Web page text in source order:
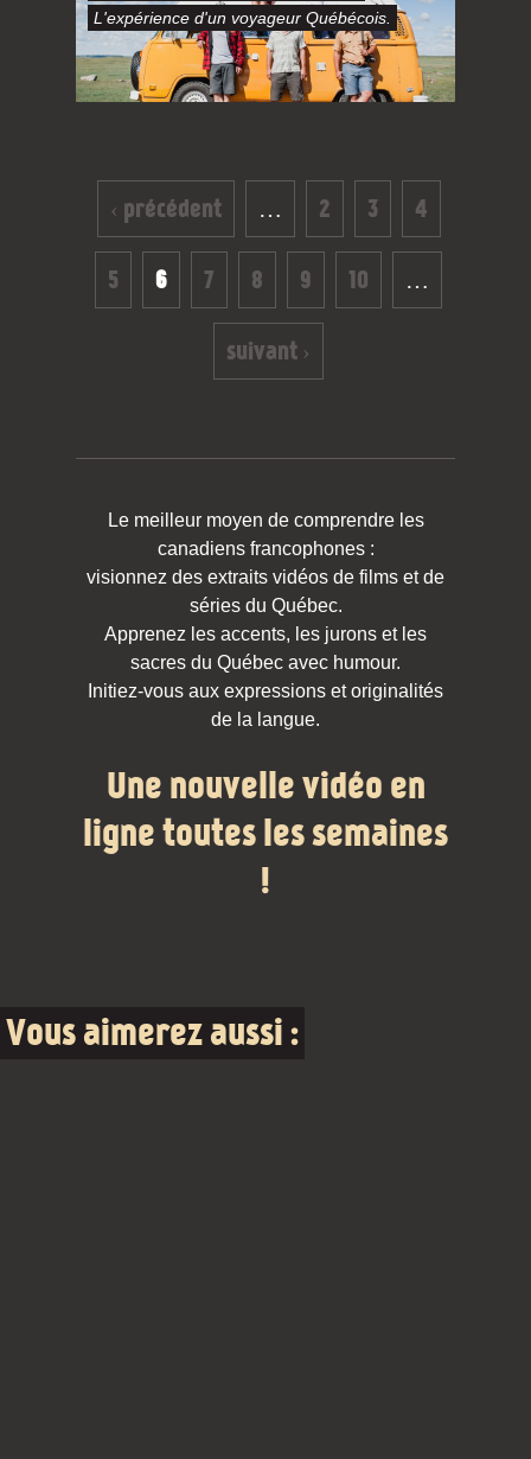
L'expérience d'un voyageur Québécois.
Pages
‹ précédent … 2 3 4
5 6 7 8 9 10 …
suivant ›
Le meilleur moyen de comprendre les
canadiens francophones :
visionnez des extraits vidéos de films et de
séries du Québec.
Apprenez les accents, les jurons et les
sacres du Québec avec humour.
Initiez-vous aux expressions et originalités
de la langue.
Une nouvelle vidéo en
ligne toutes les semaines
!
Vous aimerez aussi :